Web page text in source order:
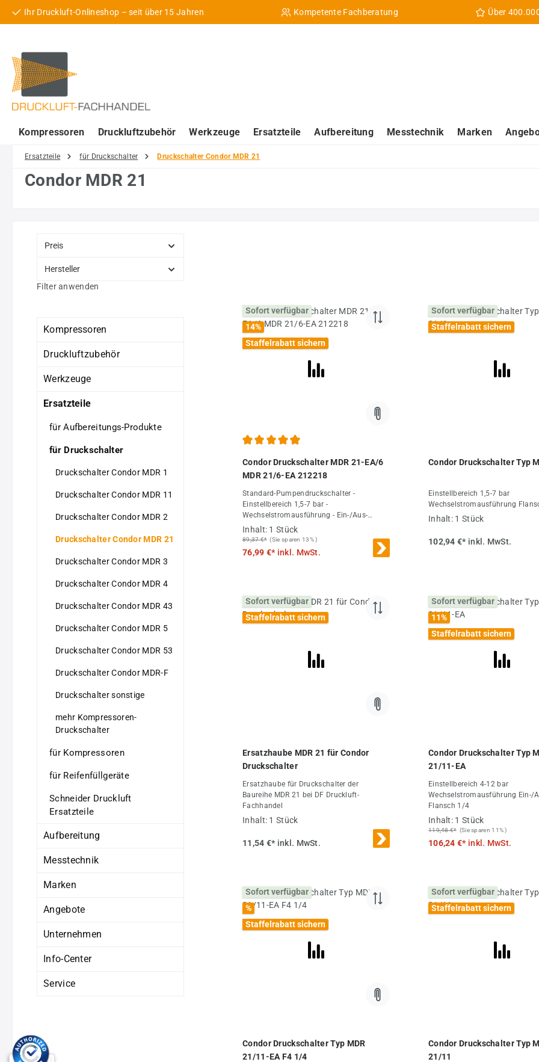
Hauptinhalt springen
Zur Suche springen
Zur Hauptnavigation springen
Ihr Druckluft-Onlineshop – seit über 15 Jahren Kompetente Fachberatung Über
Kompressoren Druckluftzubehör Werkzeuge Ersatzteile Aufbereitung Messtechnik Marken
Ersatzteile für Druckschalter Druckschalter Condor MDR 21
Condor MDR 21
Preis
Hersteller
Filter anwenden
Kompressoren
Druckluftzubehör
Werkzeuge
Ersatzteile
für Aufbereitungs-Produkte
für Druckschalter
Druckschalter Condor MDR 1
Druckschalter Condor MDR 11
Druckschalter Condor MDR 2
Druckschalter Condor MDR 21
Druckschalter Condor MDR 3
Druckschalter Condor MDR 4
Druckschalter Condor MDR 43
Druckschalter Condor MDR 5
Druckschalter Condor MDR 53
Druckschalter Condor MDR-F
Druckschalter sonstige
mehr Kompressoren-
Druckschalter
für Kompressoren
für Reifenfüllgeräte
Schneider Druckluft
Ersatzteile
Aufbereitung
Messtechnik
Marken
Angebote
Unternehmen
Info-Center
Service
Sofort verfügbar
14%
Staffelrabatt sichern
Condor Druckschalter MDR 21-EA/6
MDR 21/6-EA 212218
Standard-Pumpendruckschalter -
Einstellbereich 1,5-7 bar -
Wechselstromausführung - Ein-/Aus-
Schalter - Anschluss G1/4, Condor
Druckschalter Typ MDR 21-EA/6 bei DF
Druckluft-Fachhandel
Inhalt: 1 Stück
89,37 €* (Sie sparen 13% )
76,99 €* inkl. MwSt.
Sofort verfügbar
Staffelrabatt sichern
Condor Druckschalter Typ
Einstellbereich 1,5-7 bar
Wechselstromausführung
Inhalt: 1 Stück
102,94 €* inkl. MwSt.
Sofort verfügbar
Staffelrabatt sichern
Ersatzhaube MDR 21 für Condor
Druckschalter
Ersatzhaube für Druckschalter der
Baureihe MDR 21 bei DF Druckluft-
Fachhandel
Inhalt: 1 Stück
11,54 €* inkl. MwSt.
Sofort verfügbar
11%
Staffelrabatt sichern
Condor Druckschalter Typ
21/11-EA
Einstellbereich 4-12 bar
Wechselstromausführung Ein-/
Flansch 1/4
Inhalt: 1 Stück
119,48 €* (Sie sparen 11% )
106,24 €* inkl. MwSt.
Sofort verfügbar
%
Staffelrabatt sichern
Condor Druckschalter Typ MDR
21/11-EA F4 1/4
Sofort verfügbar
Staffelrabatt sichern
Condor Druckschalter Typ
21/11